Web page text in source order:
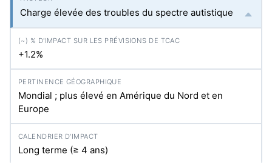
Charge élevée des troubles du spectre autistique
+1.2%
Mondial ; plus élevé en Amérique du Nord et en
Europe
Long terme (≥ 4 ans)